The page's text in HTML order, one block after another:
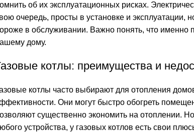
об их эксплуатационных рисках.
очередь, просты в установке и эксплуатации,
в обслуживании. Важно понять, что именно
дому.
котлы: преимущества и
котлы часто выбирают для отопления
Они могут быстро обогреть
существенно экономить на отоплении.
устройства, у газовых котлов есть свои